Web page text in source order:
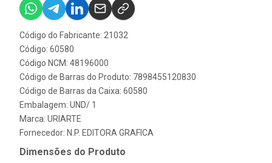
Código do Fabricante: 21032
Código: 60580
Código NCM: 48196000
Código de Barras do Produto: 7898455120830
Código de Barras da Caixa: 60580
Embalagem: UND/ 1
Marca: URIARTE
Fornecedor: N.P. EDITORA GRAFICA
Dimensões do Produto